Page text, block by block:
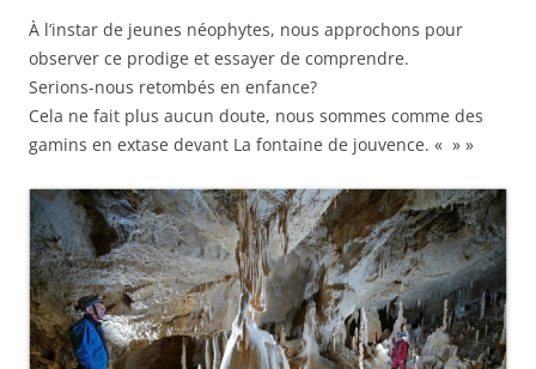
À l’instar de jeunes néophytes, nous approchons pour
observer ce prodige et essayer de comprendre.
Serions-nous retombés en enfance?
Cela ne fait plus aucun doute, nous sommes comme des
gamins en extase devant La fontaine de jouvence. « » »